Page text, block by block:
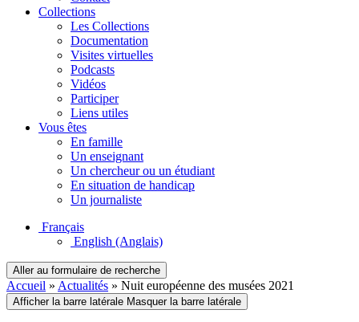
Collections
Les Collections
Documentation
Visites virtuelles
Podcasts
Vidéos
Participer
Liens utiles
Vous êtes
En famille
Un enseignant
Un chercheur ou un étudiant
En situation de handicap
Un journaliste
Français
English (Anglais)
Aller au formulaire de recherche
Accueil » Actualités » Nuit européenne des musées 2021
Afficher la barre latérale Masquer la barre latérale